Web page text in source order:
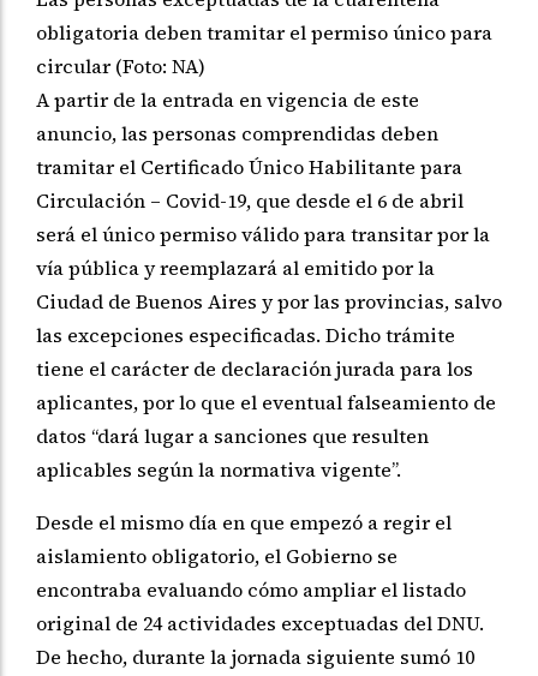
obligatoria deben tramitar el permiso único para
circular (Foto: NA)
A partir de la entrada en vigencia de este
anuncio, las personas comprendidas deben
tramitar el Certificado Único Habilitante para
Circulación – Covid-19, que desde el 6 de abril
será el único permiso válido para transitar por la
vía pública y reemplazará al emitido por la
Ciudad de Buenos Aires y por las provincias, salvo
las excepciones especificadas. Dicho trámite
tiene el carácter de declaración jurada para los
aplicantes, por lo que el eventual falseamiento de
datos “dará lugar a sanciones que resulten
aplicables según la normativa vigente”.
Desde el mismo día en que empezó a regir el
aislamiento obligatorio, el Gobierno se
encontraba evaluando cómo ampliar el listado
original de 24 actividades exceptuadas del DNU.
De hecho, durante la jornada siguiente sumó 10